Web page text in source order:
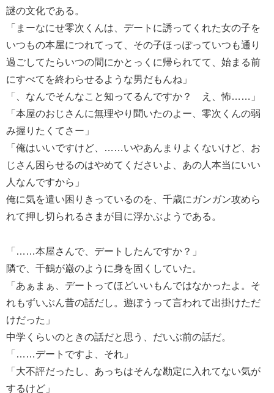
謎の文化である。
「まーなにせ零次くんは、デートに誘ってくれた女の子を
いつもの本屋につれてって、その子ほっぽっていつも通り
過ごしてたらいつの間にかとっくに帰られてて、始まる前
にすべてを終わらせるような男だもんね」
「、なんでそんなこと知ってるんですか？ え、怖……」
「本屋のおじさんに無理やり聞いたのよー、零次くんの弱
み握りたくてさー」
「俺はいいですけど、……いやあんまりよくないけど、お
じさん困らせるのはやめてくださいよ、あの人本当にいい
人なんですから」
俺に気を遣い困りきっているのを、千歳にガンガン攻めら
れて押し切られるさまが目に浮かぶようである。
「……本屋さんで、デートしたんですか？」
隣で、千鶴が巌のように身を固くしていた。
「あぁまぁ、デートってほどいいもんではなかったよ。そ
れもずいぶん昔の話だし。遊ぼうって言われて出掛けただ
けだった」
中学くらいのときの話だと思う、だいぶ前の話だ。
「……デートですよ、それ」
「大不評だったし、あっちはそんな勘定に入れてない気が
するけど」